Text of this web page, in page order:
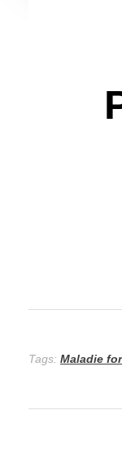
Tags: Maladie